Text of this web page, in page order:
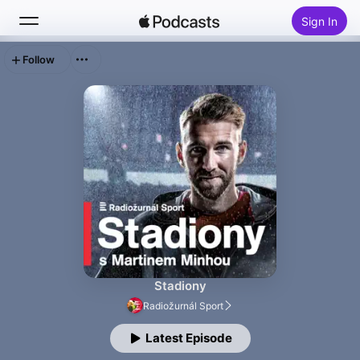
Sign In
Top Charts
Stadiony
Radiožurnál Sport
Latest Episode
Follow